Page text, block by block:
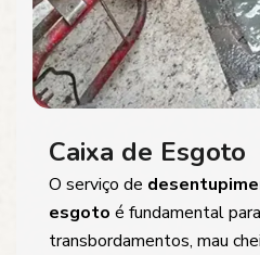
Caixa de Esgoto
O serviço de
esgoto é fundamental
transbordamentos, mau